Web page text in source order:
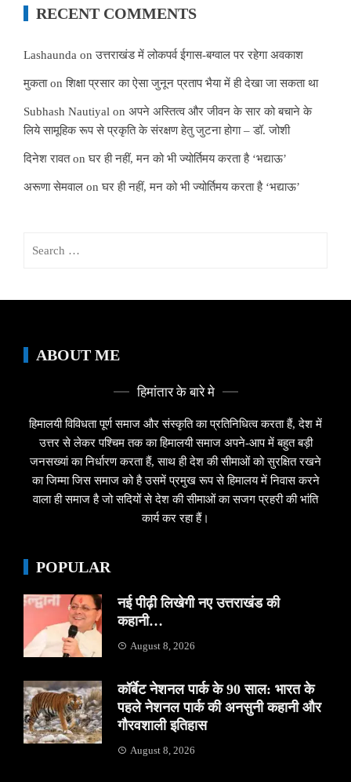
RECENT COMMENTS
Lashaunda onउत्तराखंड में लोकपर्व ईगास-बग्वाल पर रहेगा अवकाश
मुकताonशिक्षा प्रसार का ऐसा जुनून प्रताप भैया में ही देखा जा सकता था
Subhash Nautiyal on अपने अस्तित्व और जीवन के सार को बचाने के
लिये सामूहिक रूप से प्रकृति के संरक्षण हेतु जुटना होगा – डॉ. जोशी
दिनेश रावतonघर ही नहीं, मन को भी ज्योर्तिमय करता है ‘भद्याऊ’
अरूणा सेमवाल onघर ही नहीं, मन को भी ज्योर्तिमय करता है ‘भद्याऊ’
ABOUT ME
हिमांतार के बारे मे
हिमालयी विविधता पूर्ण समाज और संस्कृति का प्रतिनिधित्व करता हैं, देश में
उत्तर से लेकर पश्चिम तक का हिमालयी समाज अपने-आप में बहुत बड़ी
जनसख्यां का निर्धारण करता हैं, साथ ही देश की सीमाओं को सुरक्षित रखने
का जिम्मा जिस समाज को है उसमें प्रमुख रूप से हिमालय में निवास करने
वाला ही समाज है जो सदियों से देश की सीमाओं का सजग प्रहरी की भांति
कार्य कर रहा हैं।
POPULAR
नई पीढ़ी लिखेगी नए उत्तराखंड की
कहानी…
August 8, 2026
कॉर्बेट नेशनल पार्क के 90 साल: भारत के
पहले नेशनल पार्क की अनसुनी कहानी और
गौरवशाली इतिहास
August 8, 2026